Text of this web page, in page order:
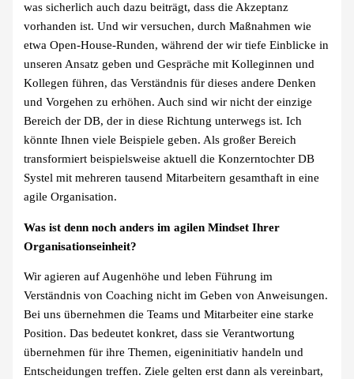
was sicherlich auch dazu beiträgt, dass die Akzeptanz
vorhanden ist. Und wir versuchen, durch Maßnahmen wie
etwa Open-House-Runden, während der wir tiefe Einblicke in
unseren Ansatz geben und Gespräche mit Kolleginnen und
Kollegen führen, das Verständnis für dieses andere Denken
und Vorgehen zu erhöhen. Auch sind wir nicht der einzige
Bereich der DB, der in diese Richtung unterwegs ist. Ich
könnte Ihnen viele Beispiele geben. Als großer Bereich
transformiert beispielsweise aktuell die Konzerntochter DB
Systel mit mehreren tausend Mitarbeitern gesamthaft in eine
agile Organisation.
Was ist denn noch anders im agilen Mindset Ihrer
Organisationseinheit?
Wir agieren auf Augenhöhe und leben Führung im
Verständnis von Coaching nicht im Geben von Anweisungen.
Bei uns übernehmen die Teams und Mitarbeiter eine starke
Position. Das bedeutet konkret, dass sie Verantwortung
übernehmen für ihre Themen, eigeninitiativ handeln und
Entscheidungen treffen. Ziele gelten erst dann als vereinbart,